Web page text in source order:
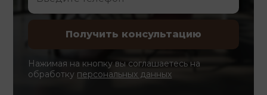
Нажимая на кнопку вы соглашаетесь на
обработку персональных данных